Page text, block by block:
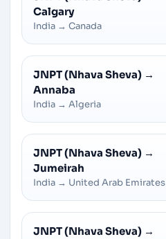
Calgary
India → Canada
JNPT (Nhava Sheva) →
Annaba
India → Algeria
JNPT (Nhava Sheva) →
Jumeirah
India → United Arab Emirates
JNPT (Nhava Sheva) →